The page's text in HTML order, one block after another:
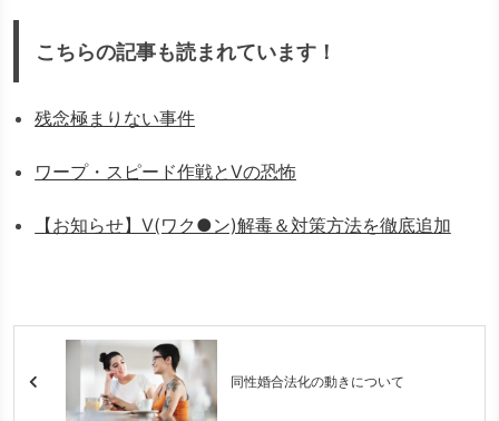
こちらの記事も読まれています！
残念極まりない事件
ワープ・スピード作戦とVの恐怖
【お知らせ】V(ワク●ン)解毒＆対策方法を徹底追加
同性婚合法化の動きについて